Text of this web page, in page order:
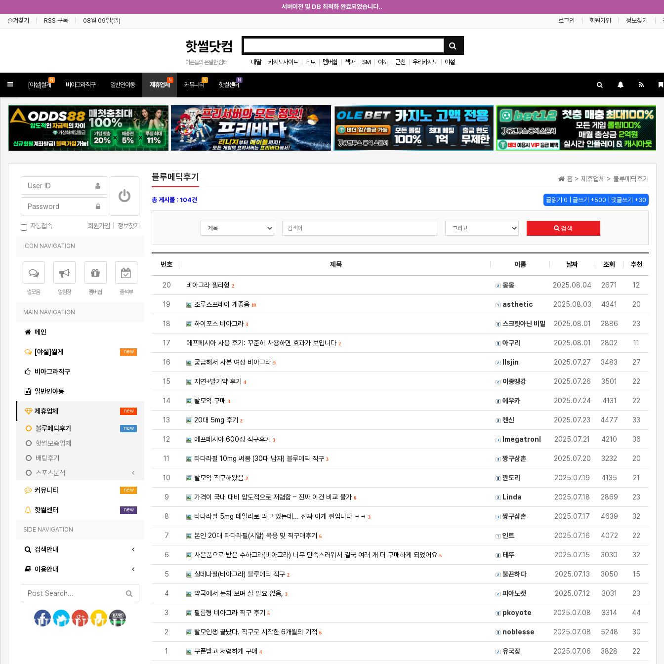
서버이전 및 DB 최적화 완료되었습니다..
즐겨찾기
RSS 구독 08월 09일(일) 로그인 회원가입 정보찾기
핫썰닷컴
어른들의 은밀한 쉼터 대딸 카지노사이트 네토 멤버쉽 섹파 SM 야노 근친 우리카지노 야설
Toggle[야설]썰게
N
비아그라직구 일반인야동 제휴업체
N
커뮤니티
N
핫썰센터
N
홈 > 제휴업체 > 블루메딕후기
블루메딕후기
글읽기 0 | 글쓰기 +500 | 댓글쓰기 +30
총 게시물 : 104건
검색
번호 제목 이름 날짜 조회 추천
20 비아그라 젤리형 2 몽몽 2025.08.04 2671 12
19 조루스프레이 개좋음 10 asthetic 2025.08.03 4341 20
18 하이포스 비아그라 3 스크릿아닌 비밀 2025.08.01 2886 23
17 에프페시아 사용 후기: 꾸준히 사용하면 효과가 보입니다 2 아구리 2025.08.01 2802 11
16 궁금해서 사본 여성 비아그라 9 llsjin 2025.07.27 3483 27
15 지연+발기약 후기 4 이종땡강 2025.07.26 3501 22
14 탈모약 구매 3 에우카 2025.07.24 4131 22
13 20대 5mg 후기 2 켄신 2025.07.23 4477 33
12 에프페시아 600정 직구후기 3 lmegatronl 2025.07.21 4210 36
11 타다라필 10mg 써봄 (30대 남자) 블루메딕 직구 3 짱구삼촌 2025.07.20 3232 20
10 탈모약 직구해봤음 2 깐도리 2025.07.19 4135 21
9 가격이 국내 대비 압도적으로 저렴함 – 진짜 이건 비교 불가 6 Linda 2025.07.18 2869 23
8 타다라필 5mg 데일리로 먹고 있는데... 진짜 이게 찐입니다 ㅋㅋ 3 짱구삼촌 2025.07.17 4639 32
7 본인 20대 타다라필(시알) 복용 및 직구매후기 6 인트 2025.07.16 4072 22
6 사은품으로 받은 수하그라(비아그라) 너무 만족스러워서 결국 여러 개 더 구매하게 되었어요 5 테뚜 2025.07.15 3030 32
5 실데나필(비아그라) 블루메딕 직구 2 불끈하다 2025.07.13 3050 15
4 약국에서 눈치 보며 살 필요 없음, 3 피아노캣 2025.07.12 3031 23
3 필름형 비아그라 직구 후기 5 pkoyote 2025.07.08 3314 44
2 탈모인생 끝났다. 직구로 시작한 6개월의 기적 6 noblesse 2025.07.08 5248 30
1 쿠폰받고 저렴하게 구매 4 유국장 2025.07.06 3828 22
자동접속 회원가입 정보찾기
ICON NAVIGATION
썰모음 알림장 멤버쉽 출석부
MAIN NAVIGATION
메인
[야설]썰게 new
비아그라직구
일반인야동
제휴업체 new
new
블루메딕후기
핫썰보증업체
배팅후기
스포츠분석
커뮤니티 new
핫썰센터 new
SIDE NAVIGATION
검색안내
이용안내